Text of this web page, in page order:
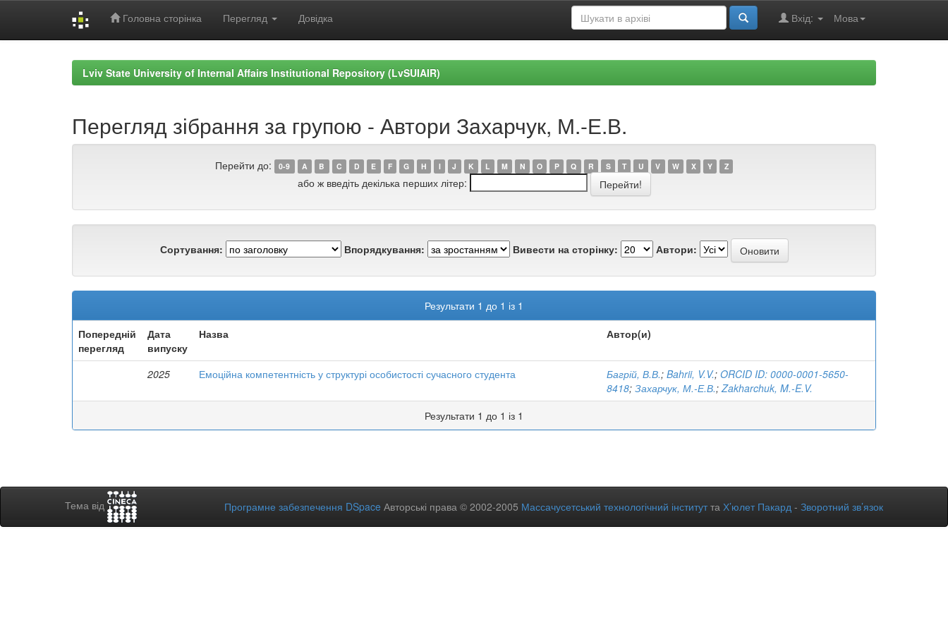
Головна сторінка Перегляд Довідка Мова
Вхід:
Lviv State University of Internal Affairs Institutional Repository (LvSUIAIR)
Перегляд зібрання за групою - Автори Захарчук, М.-Е.В.
Перейти до: 0-9 A B C D E F G H I J K L M N O P Q R S T U V W X Y Z
або ж введіть декілька перших літер:
Сортування: Впорядкування: Вивести на сторінку: Автори:
Результати 1 до 1 із 1
Попередній
перегляд
Дата
випуску
Назва Автор(и)
2025 Емоційна компетентність у структурі особистості сучасного студента Багрій, В.В.; Bahrii, V.V.; ORCID ID: 0000-0001-5650-
8418; Захарчук, М.-Е.В.;Zakharchuk, M.-E.V.
Результати 1 до 1 із 1
Тема від Програмне забезпечення DSpace Авторські права © 2002-2005 Массачусетський технологічний інститутта Х’юлет Пакард - Зворотний зв’язок